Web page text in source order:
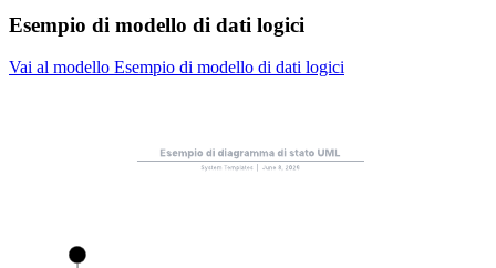
Esempio di modello di dati logici
Vai al modello Esempio di modello di dati logici